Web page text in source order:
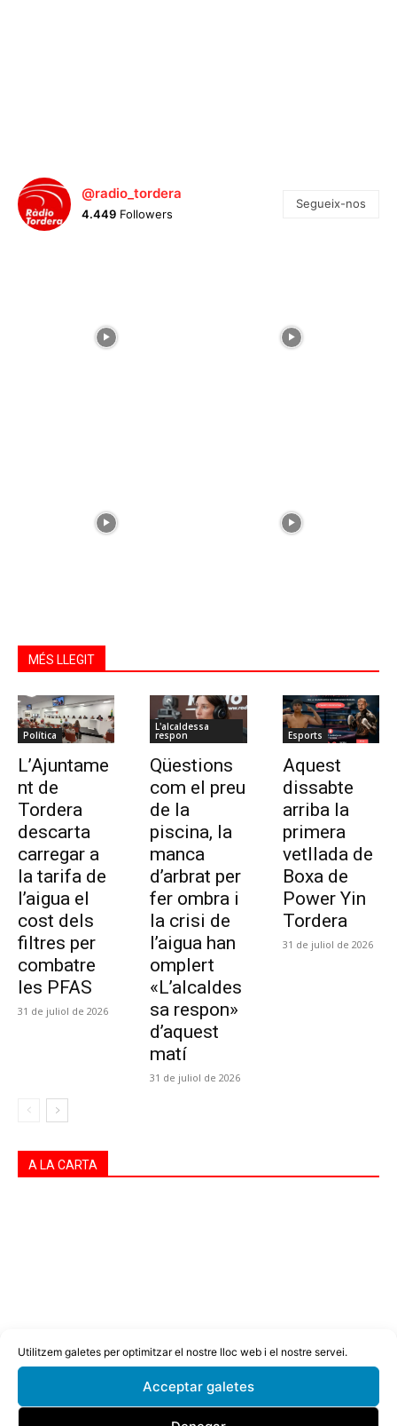
Utilitzem galetes per optimitzar el nostre lloc web i el nostre servei.
Acceptar galetes
@radio_tordera
4.449 Followers
Segueix-nos
MÉS LLEGIT
Política
L’Ajuntame
nt de
Tordera
descarta
carregar a
la tarifa de
l’aigua el
cost dels
filtres per
combatre
les PFAS
31 de juliol de 2026
L'alcaldessa
respon
Qüestions
com el preu
de la
piscina, la
manca
d’arbrat per
fer ombra i
la crisi de
l’aigua han
omplert
«L’alcaldes
sa respon»
d’aquest
matí
31 de juliol de 2026
Esports
Aquest
dissabte
arriba la
primera
vetllada de
Boxa de
Power Yin
Tordera
31 de juliol de 2026
A LA CARTA